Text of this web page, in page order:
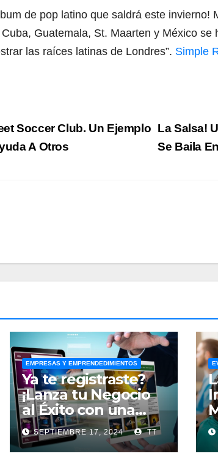
de pop latino que saldrá este invierno!
Guatemala, St. Maarten y México se
las raíces latinas de Londres”. Simple
La Salsa!
Se Baila
Soccer Club. Un Ejemplo
A Otros
EMPRESAS Y EMPRENDEDIMIENTOS
Ya te registraste?
¡Lanza tu Negocio
al Éxito con una
Landing Page
Gratis!
SEPTIEMBRE 17, 2024 TT